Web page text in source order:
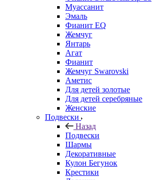
Муассанит
Эмаль
Фианит EQ
Жемчуг
Янтарь
Агат
Фианит
Жемчуг Swarovski
Аметис
Для детей золотые
Для детей серебряные
Женские
Подвески
Назад
Подвески
Шармы
Декоративные
Кулон Бегунок
Крестики